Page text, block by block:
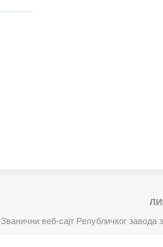
Званични веб-сајт Републичког